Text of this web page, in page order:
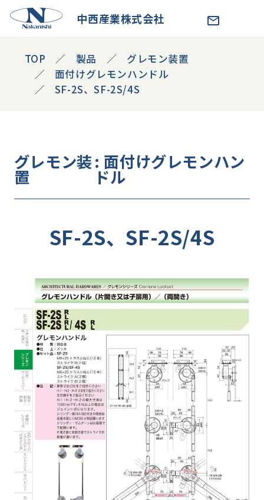
中西産業株式会社
TOP 製品
グレモン装置
面付けグレモンハンドル
SF-2S、SF-2S/4S
グレモン装
置
: 面付けグレモンハン
ドル
SF-2S、SF-2S/4S